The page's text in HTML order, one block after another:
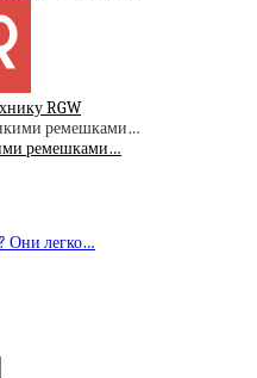
RGW
ремешками…
Они легко…